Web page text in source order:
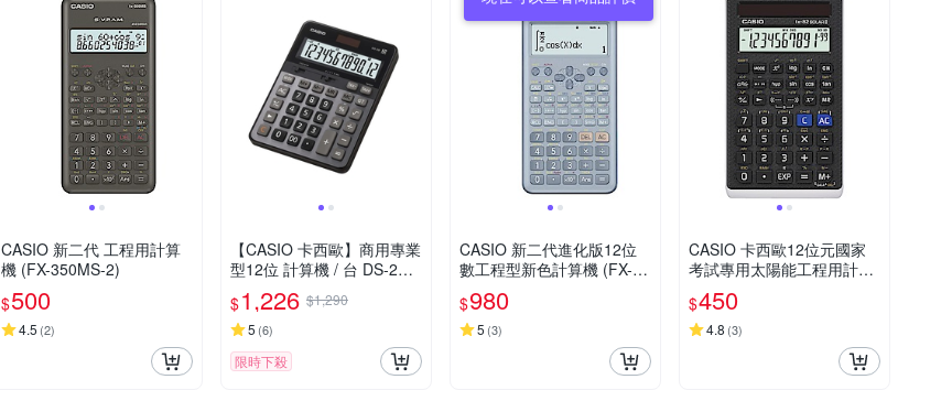
CASIO 新二代 工程用計算
機 (FX-350MS-2)
$500
4.5 (2)
【CASIO 卡西歐】商用專業
型12位 計算機 / 台 DS-2B
(原型號 DS-2TS)
$1,226 $1,290
5 (6)
限時下殺
CASIO 新二代進化版12位
數工程型新色計算機 (FX-99
1ES PLUS-2-BU)藍色
$980
5 (3)
CASIO 卡西歐12位元國家
考試專用太陽能工程用計算
機(FX-82SOLARII)
$450
4.8 (3)